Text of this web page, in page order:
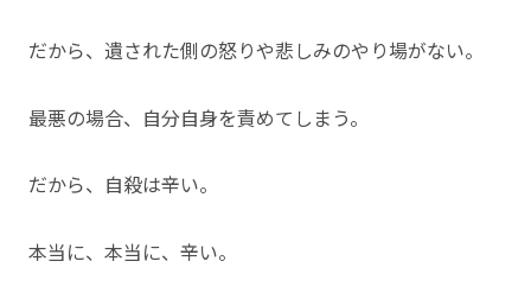
だから、遺された側の怒りや悲しみのやり場がない。
最悪の場合、自分自身を責めてしまう。
だから、自殺は辛い。
本当に、本当に、辛い。